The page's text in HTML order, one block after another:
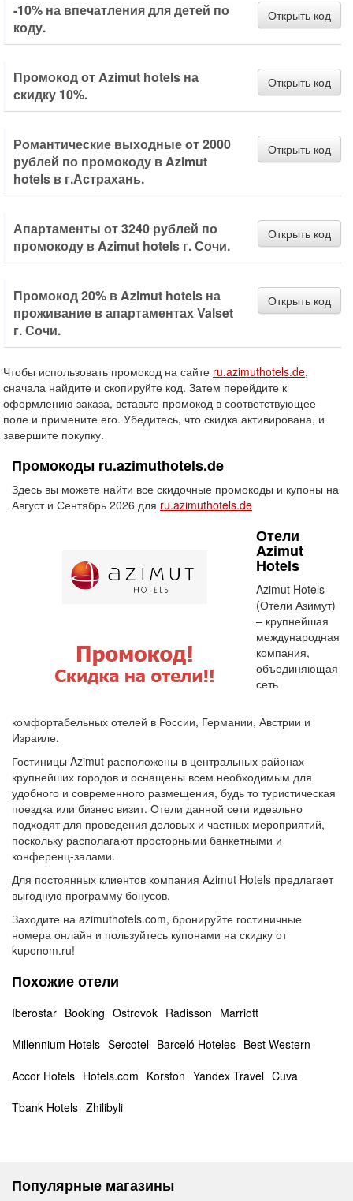
-10% на впечатления для детей по
коду.
Открыть код
Промокод от Azimut hotels на
скидку 10%.
Открыть код
Романтические выходные от 2000
рублей по промокоду в Azimut
hotels в г.Астрахань.
Открыть код
Апартаменты от 3240 рублей по
промокоду в Azimut hotels г. Сочи.
Открыть код
Промокод 20% в Azimut hotels на
проживание в апартаментах Valset
г. Сочи.
Открыть код
Чтобы использовать промокод на сайте ru.azimuthotels.de,
сначала найдите и скопируйте код. Затем перейдите к
оформлению заказа, вставьте промокод в соответствующее
поле и примените его. Убедитесь, что скидка активирована, и
завершите покупку.
Промокоды ru.azimuthotels.de
Здесь вы можете найти все скидочные промокоды и купоны на
Август и Сентябрь 2026 для ru.azimuthotels.de
Отели
Azimut
Hotels
Azimut Hotels
(Отели Азимут)
– крупнейшая
международная
компания,
объединяющая
сеть
комфортабельных отелей в России, Германии, Австрии и
Израиле.
Гостиницы Azimut расположены в центральных районах
крупнейших городов и оснащены всем необходимым для
удобного и современного размещения, будь то туристическая
поездка или бизнес визит. Отели данной сети идеально
подходят для проведения деловых и частных мероприятий,
поскольку располагают просторными банкетными и
конференц-залами.
Для постоянных клиентов компания Azimut Hotels предлагает
выгодную программу бонусов.
Заходите на azimuthotels.com, бронируйте гостиничные
номера онлайн и пользуйтесь купонами на скидку от
kuponom.ru!
Похожие отели
Iberostar Booking Ostrovok Radisson Marriott
Millennium Hotels Sercotel Barceló Hoteles Best Western
Accor Hotels Hotels.com Korston Yandex Travel Cuva
Tbank Hotels Zhilibyli
Популярные магазины